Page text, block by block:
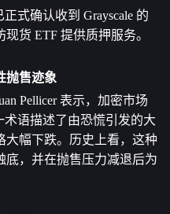
式确认收到 Grayscale 的
货 ETF 提供质押服务。
抛售迹象
Pellicer 表示，加密市场
术语描述了由恐慌引发的大
大幅下跌。历史上看，这种
底，并在抛售压力减退后为